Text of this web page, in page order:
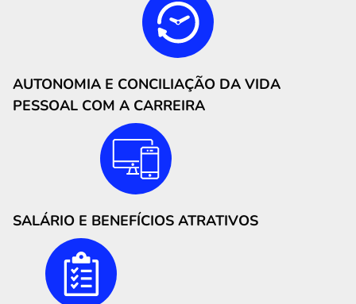
AUTONOMIA E CONCILIAÇÃO DA VIDA
PESSOAL COM A CARREIRA
SALÁRIO E BENEFÍCIOS ATRATIVOS